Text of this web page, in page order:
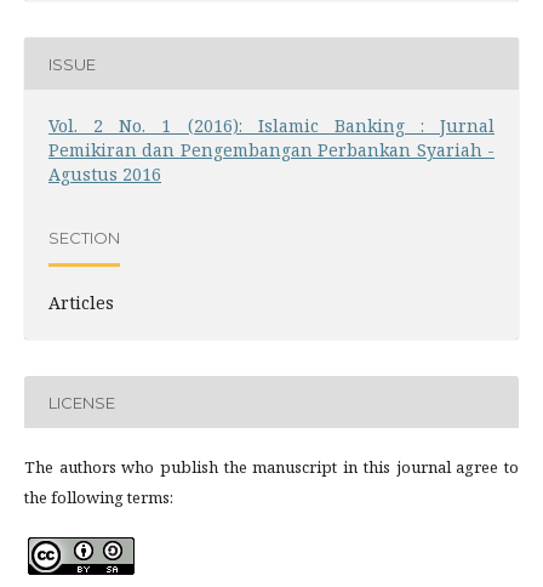
ISSUE
Vol. 2 No. 1 (2016): Islamic Banking : Jurnal
Pemikiran dan Pengembangan Perbankan Syariah -
Agustus 2016
SECTION
Articles
LICENSE
The authors who publish the manuscript in this journal agree to
the following terms: